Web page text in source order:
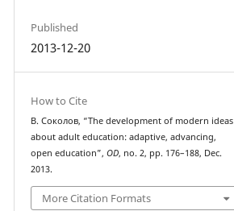
Published
2013-12-20
How to Cite
В. Соколов, “The development of modern ideas
about adult education: adaptive, advancing,
open education”,OD, no. 2, pp. 176–188, Dec.
2013.
More Citation Formats